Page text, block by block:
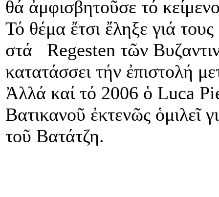
θά ἀμφισβητοῦσε τό
Τό θέμα ἔτσι ἔληξε γιά
στά Regesten τῶν
κατατάσσει τήν ἐπιστολή
Ἀλλά καί τό 2006 ὁ Luca
Βατικανοῦ ἐκτενῶς ὁμιλεῖ
τοῦ Βατάτζη.